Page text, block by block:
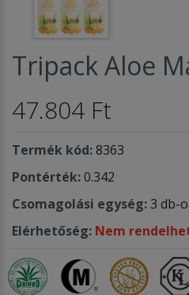
Tripack Aloe
47.804 Ft
Termék kód:8363
Pontérték:0.342
Csomagolási egység:3 db-
Elérhetőség: Nem